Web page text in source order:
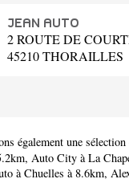
JEAN AUTO
2 ROUTE DE
45210 THORAILLES
également une
Auto City à La
à Chuelles à 8.6km,